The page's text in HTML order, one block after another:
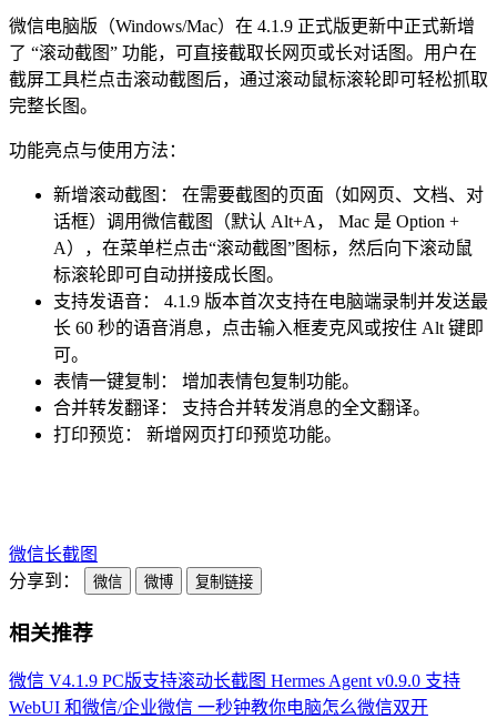
微信电脑版（Windows/Mac）在 4.1.9 正式版更新中正式新增
了 “滚动截图” 功能，可直接截取长网页或长对话图。用户在
截屏工具栏点击滚动截图后，通过滚动鼠标滚轮即可轻松抓取
完整长图。
功能亮点与使用方法：
新增滚动截图： 在需要截图的页面（如网页、文档、对
话框）调用微信截图（默认 Alt+A， Mac 是 Option +
A），在菜单栏点击“滚动截图”图标，然后向下滚动鼠
标滚轮即可自动拼接成长图。
支持发语音： 4.1.9 版本首次支持在电脑端录制并发送最
长 60 秒的语音消息，点击输入框麦克风或按住 Alt 键即
可。
表情一键复制： 增加表情包复制功能。
合并转发翻译： 支持合并转发消息的全文翻译。
打印预览： 新增网页打印预览功能。
微信长截图
分享到：
微信 微博 复制链接
相关推荐
微信 V4.1.9 PC版支持滚动长截图 Hermes Agent v0.9.0 支持
WebUI 和微信/企业微信 一秒钟教你电脑怎么微信双开